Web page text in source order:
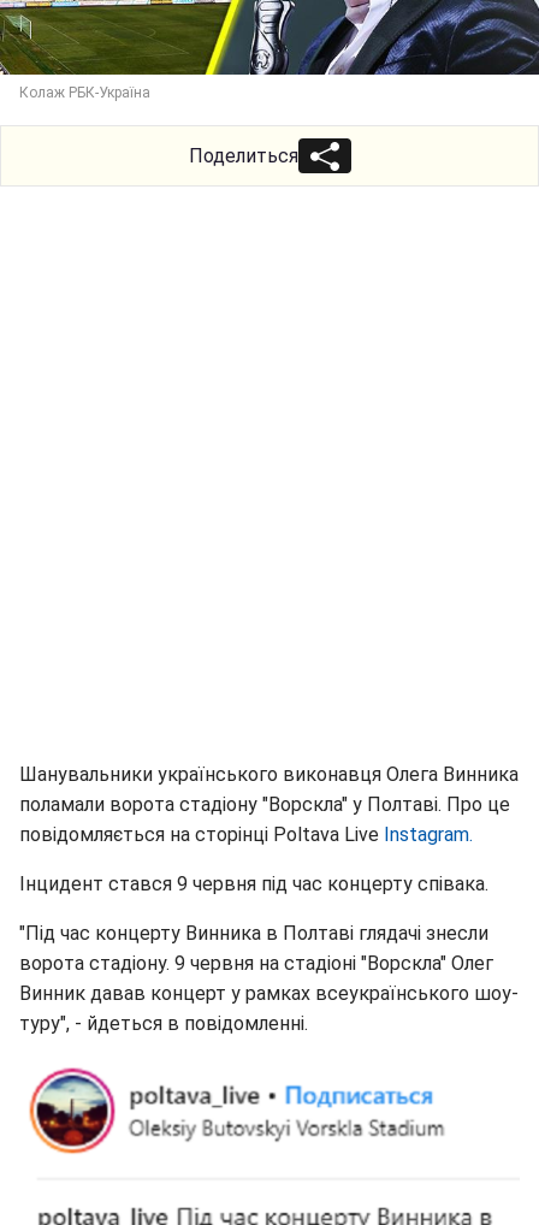
Колаж РБК-Україна
Поделиться
Шанувальники українського виконавця Олега Винника
поламали ворота стадіону "Ворскла" у Полтаві. Про це
повідомляється на сторінці Poltava Live Instagram.
Інцидент стався 9 червня під час концерту співака.
"Під час концерту Винника в Полтаві глядачі знесли
ворота стадіону. 9 червня на стадіоні "Ворскла" Олег
Винник давав концерт у рамках всеукраїнського шоу-
туру", - йдеться в повідомленні.